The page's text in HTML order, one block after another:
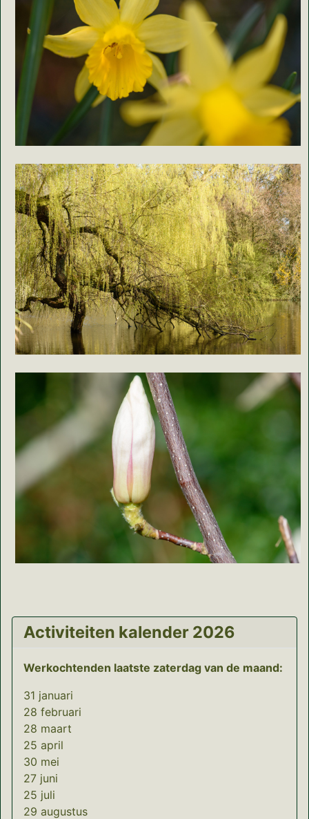
Activiteiten kalender 2026
Werkochtenden laatste zaterdag van de maand:
31 januari
28 februari
28 maart
25 april
30 mei
27 juni
25 juli
29 augustus